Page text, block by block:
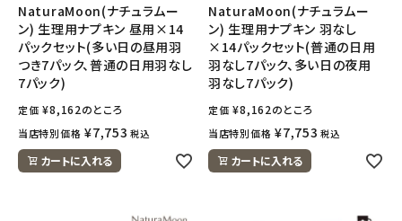
NaturaMoon(ナチュラムー
ン) 生理用ナプキン 昼用×14
パックセット(多い日の昼用羽
つき7パック、普通の日用羽なし
7パック)
定価 ¥8,162のところ
当店特別価格 ¥7,753 税込
カートに入れる
NaturaMoon(ナチュラムー
ン) 生理用ナプキン 羽なし
×14パックセット(普通の日用
羽なし7パック、多い日の夜用
羽なし7パック)
定価 ¥8,162のところ
当店特別価格 ¥7,753 税込
カートに入れる